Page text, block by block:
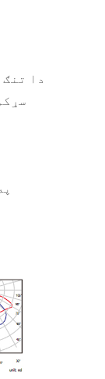
دا تنګ